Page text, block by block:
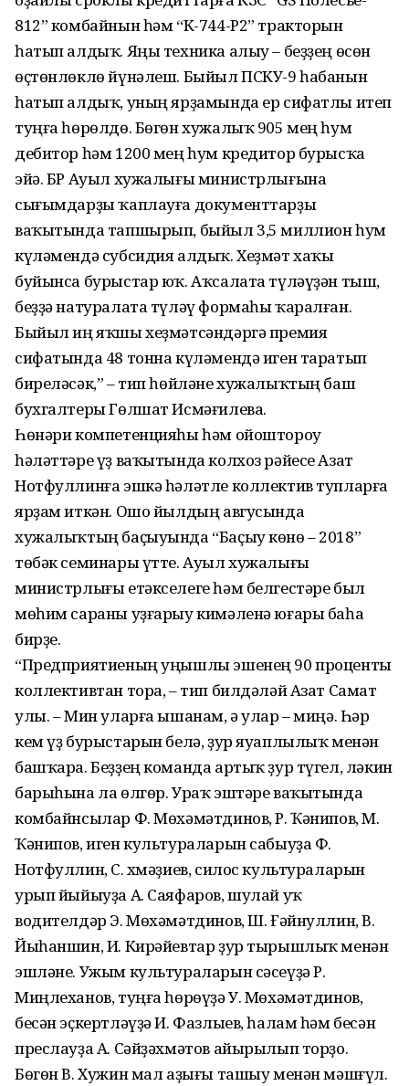
812” комбайнын һәм “К-744-Р2” тракторын
һатып алдыҡ. Яңы техника алыу – беҙҙең өсөн
өҫтөнлөклө йүнәлеш. Быйыл ПСКУ-9 һабанын
һатып алдыҡ, уның ярҙамында ер сифатлы итеп
туңға һөрөлдө. Бөгөн хужалыҡ 905 мең һум
дебитор һәм 1200 мең һум кредитор бурысҡа
эйә. БР Ауыл хужалығы министрлығына
сығымдарҙы ҡаплауға документтарҙы
ваҡытында тапшырып, быйыл 3,5 миллион һум
күләмендә субсидия алдыҡ. Хеҙмәт хаҡы
буйынса бурыстар юҡ. Аҡсалата түләүҙән тыш,
беҙҙә натуралата түләү формаһы ҡаралған.
Быйыл иң яҡшы хеҙмәтсәндәргә премия
сифатында 48 тонна күләмендә иген таратып
биреләсәк,” – тип һөйләне хужалыҡтың баш
бухгалтеры Гөлшат Исмәғилева.
Һөнәри компетенцияһы һәм ойоштороу
һәләттәре үҙ ваҡытында колхоз рәйесе Азат
Нотфуллинға эшкә һәләтле коллектив тупларға
ярҙам иткән. Ошо йылдың авгусында
хужалыҡтың баҫыуында “Баҫыу көнө – 2018”
төбәк семинары үтте. Ауыл хужалығы
министрлығы етәкселеге һәм белгестәре был
мөһим сараны уҙғарыу кимәленә юғары баһа
бирҙе.
“Предприятиеның уңышлы эшенең 90 проценты
коллективтан тора, – тип билдәләй Азат Самат
улы. – Мин уларға ышанам, ә улар – миңә. Һәр
кем үҙ бурыстарын белә, ҙур яуаплылыҡ менән
башҡара. Беҙҙең команда артыҡ ҙур түгел, ләкин
барыһына ла өлгөр. Ураҡ эштәре ваҡытында
комбайнсылар Ф. Мөхәмәтдинов, Р. Ҡәнипов, М.
Ҡәнипов, иген культураларын сабыуҙа Ф.
Нотфуллин, С. Әхмәҙиев, силос культураларын
урып йыйыуҙа А. Саяфаров, шулай уҡ
водителдәр Э. Мөхәмәтдинов, Ш. Ғәйнуллин, В.
Йыһаншин, И. Кирәйевтар ҙур тырышлыҡ менән
эшләне. Ужым культураларын сәсеүҙә Р.
Миңлеханов, туңға һөрөүҙә У. Мөхәмәтдинов,
бесән эҫкертләүҙә И. Фазлыев, һалам һәм бесән
преслауҙа А. Сәйҙәхмәтов айырылып торҙо.
Бөгөн В. Хужин мал аҙығы ташыу менән мәшғүл.